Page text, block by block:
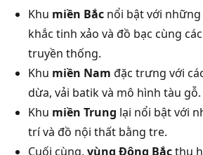
Khu miền Bắc nổi bật với
khắc tinh xảo và đồ bạc cùng
truyền thống.
Khu miền Nam đặc trưng với
dừa, vải batik và mô hình tàu gỗ.
Khu miền Trung lại nổi bật với
trí và đồ nội thất bằng tre.
Cuối cùng, vùng Đông Bắcthu